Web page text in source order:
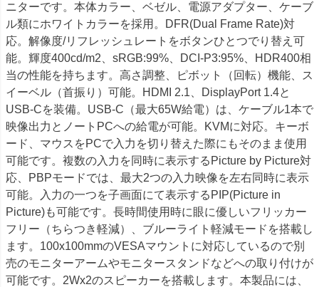
ニターです。本体カラー、ベゼル、電源アダプター、ケーブ
ル類にホワイトカラーを採用。DFR(Dual Frame Rate)対
応。解像度/リフレッシュレートをボタンひとつでり替え可
能。輝度400cd/m2、sRGB:99%、DCI-P3:95%、HDR400相
当の性能を持ちます。高さ調整、ピボット（回転）機能、ス
イーベル（首振り）可能。HDMI 2.1、DisplayPort 1.4と
USB-Cを装備。USB-C（最大65W給電）は、ケーブル1本で
映像出力とノートPCへの給電が可能。KVMに対応。キーボ
ード、マウスをPCで入力を切り替えた際にもそのまま使用
可能です。複数の入力を同時に表示するPicture by Picture対
応、PBPモードでは、最大2つの入力映像を左右同時に表示
可能。入力の一つを子画面にて表示するPIP(Picture in
Picture)も可能です。長時間使用時に眼に優しいフリッカー
フリー（ちらつき軽減）、ブルーライト軽減モードを搭載し
ます。100x100mmのVESAマウントに対応しているので別
売のモニターアームやモニタースタンドなどへの取り付けが
可能です。2Wx2のスピーカーを搭載します。本製品には、